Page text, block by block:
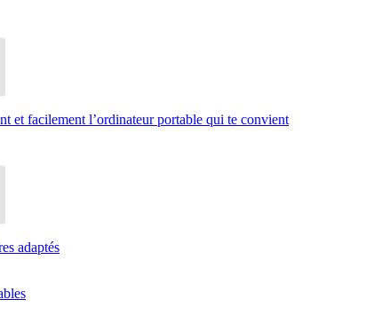
et facilement l’ordinateur portable qui te convient
adaptés